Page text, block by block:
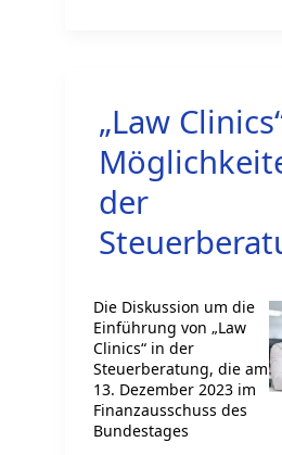
Steuerlehre,
und
Finanzen
„Law
der
Die Diskussion um die
Einführung von „Law
Clinics“ in der
Steuerberatung, die am
13. Dezember 2023 im
Finanzausschuss des
Bundestages